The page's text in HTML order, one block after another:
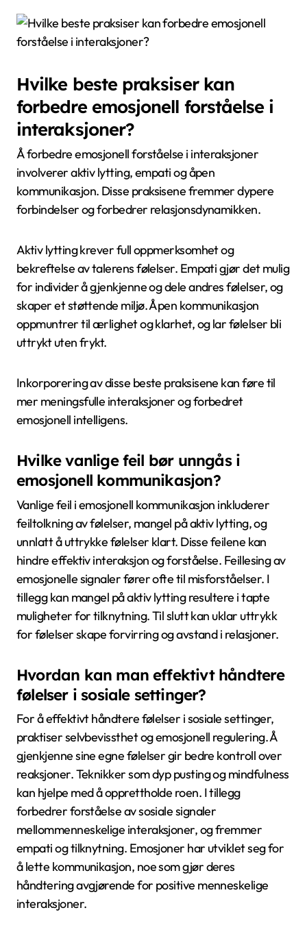
Hvilke beste praksiser kan
forbedre emosjonell forståelse i
interaksjoner?
Å forbedre emosjonell forståelse i interaksjoner
involverer aktiv lytting, empati og åpen
kommunikasjon. Disse praksisene fremmer dypere
forbindelser og forbedrer relasjonsdynamikken.
Aktiv lytting krever full oppmerksomhet og
bekreftelse av talerens følelser. Empati gjør det mulig
for individer å gjenkjenne og dele andres følelser, og
skaper et støttende miljø. Åpen kommunikasjon
oppmuntrer til ærlighet og klarhet, og lar følelser bli
uttrykt uten frykt.
Inkorporering av disse beste praksisene kan føre til
mer meningsfulle interaksjoner og forbedret
emosjonell intelligens.
Hvilke vanlige feil bør unngås i
emosjonell kommunikasjon?
Vanlige feil i emosjonell kommunikasjon inkluderer
feiltolkning av følelser, mangel på aktiv lytting, og
unnlatt å uttrykke følelser klart. Disse feilene kan
hindre effektiv interaksjon og forståelse. Feillesing av
emosjonelle signaler fører ofte til misforståelser. I
tillegg kan mangel på aktiv lytting resultere i tapte
muligheter for tilknytning. Til slutt kan uklar uttrykk
for følelser skape forvirring og avstand i relasjoner.
Hvordan kan man effektivt håndtere
følelser i sosiale settinger?
For å effektivt håndtere følelser i sosiale settinger,
praktiser selvbevissthet og emosjonell regulering. Å
gjenkjenne sine egne følelser gir bedre kontroll over
reaksjoner. Teknikker som dyp pusting og mindfulness
kan hjelpe med å opprettholde roen. I tillegg
forbedrer forståelse av sosiale signaler
mellommenneskelige interaksjoner, og fremmer
empati og tilknytning. Emosjoner har utviklet seg for
å lette kommunikasjon, noe som gjør deres
håndtering avgjørende for positive menneskelige
interaksjoner.